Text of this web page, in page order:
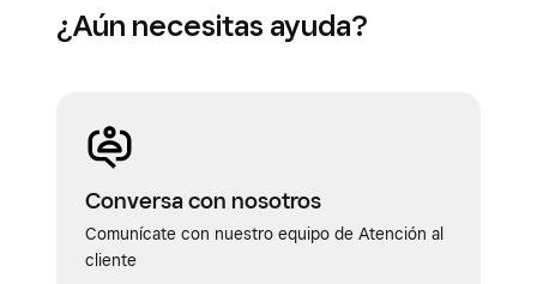
¿Aún necesitas ayuda?
Conversa con nosotros
Comunícate con nuestro equipo de Atención al
cliente